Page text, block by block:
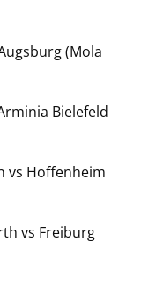
(Mola
Bielefeld
vs Hoffenheim
vs Freiburg